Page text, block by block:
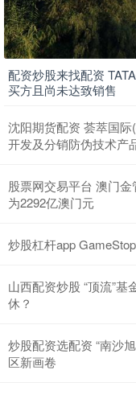
配资炒股来找配资
买方且尚未达致销售
沈阳期货配资 荟萃国
开发及分销防伪技术产
股票网交易平台 澳门
为2292亿澳门元
炒股杠杆app
山西配资炒股 “顶流”
休？
炒股配资选配资 “南沙
区新画卷